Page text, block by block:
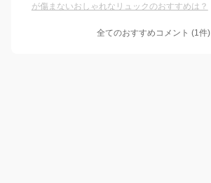
が傷まないおしゃれなリュックのおすすめは？
全てのおすすめコメント (1件)